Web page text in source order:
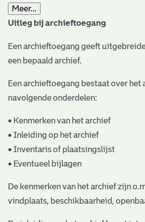
t
r
i
ë
l
e
a
h
Meer...
Uitleg bij archieftoegang
Een archieftoegang geeft
een bepaald archief.
Een archieftoegang bestaat over het
navolgende onderdelen:
• Kenmerken van het archief
• Inleiding op het archief
• Inventaris of plaatsingslijst
• Eventueel bijlagen
De kenmerken van het archief zijn
vindplaats, beschikbaarheid,